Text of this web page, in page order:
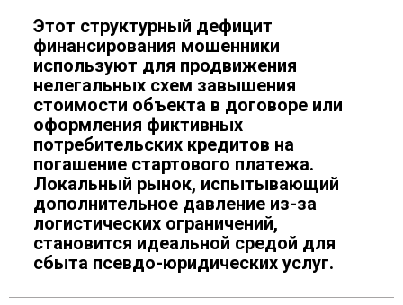
Этот структурный дефицит
финансирования мошенники
используют для продвижения
нелегальных схем завышения
стоимости объекта в договоре или
оформления фиктивных
потребительских кредитов на
погашение стартового платежа.
Локальный рынок, испытывающий
дополнительное давление из-за
логистических ограничений,
становится идеальной средой для
сбыта псевдо-юридических услуг.